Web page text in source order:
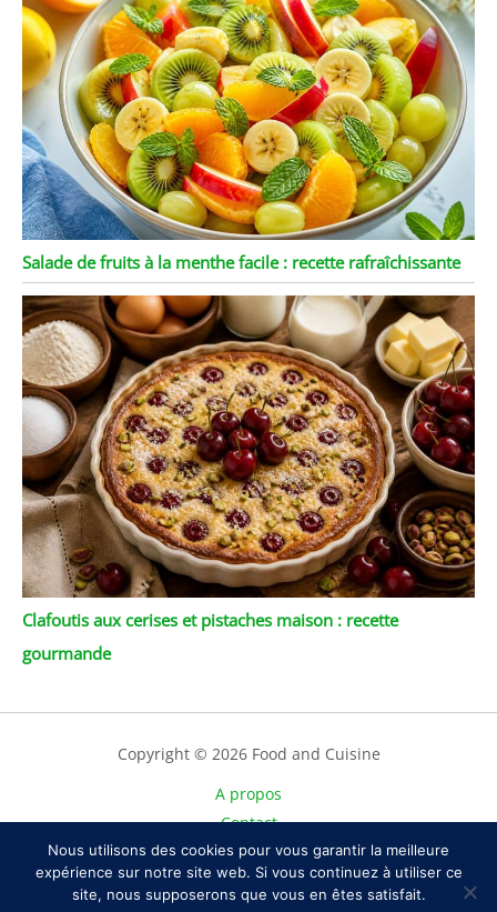
Salade de fruits à la menthe facile : recette rafraîchissante
Clafoutis aux cerises et pistaches maison : recette
gourmande
Copyright © 2026 Food and Cuisine
A propos
Contact
Plan du site
Mentions légales
Nous utilisons des cookies pour vous garantir la meilleure
expérience sur notre site web. Si vous continuez à utiliser ce
site, nous supposerons que vous en êtes satisfait.